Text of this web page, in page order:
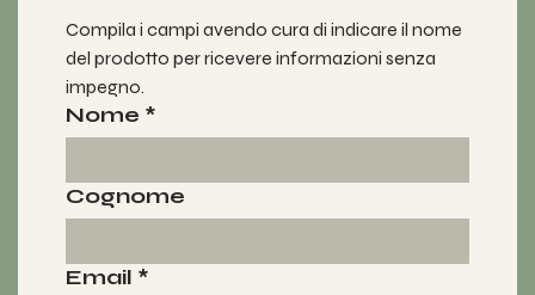
Compila i campi avendo cura di indicare il nome
del prodotto per ricevere informazioni senza
impegno.
Nome *
Cognome
Email *